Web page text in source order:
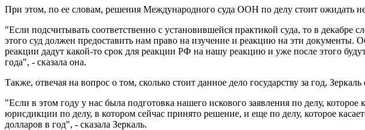
При этом, по ее словам, решения Международного суда ООН по делу стоит ожидать не
"Если подсчитывать соответственно с установившейся практикой суда, то в
этого суд должен предоставить нам право на изучение и реакцию на эти документы.
реакции дадут какой-то срок для реакции РФ на нашу реакцию и уже после этого
года", - сказала она.
Также, отвечая на вопрос о том, сколько стоит данное дело государству за год,
"Если в этом году у нас была подготовка нашего искового заявления по делу,
юрисдикции по делу, в котором сейчас принято решение, и еще по делу, которое
долларов в год", - сказала Зеркаль.